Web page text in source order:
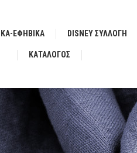
ΕΦΗΒΙΚΑ DISNEY ΣΥΛΛΟΓΗ
ΚΑΤΆΛΟΓΟΣ